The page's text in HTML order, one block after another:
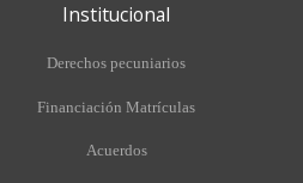
Institucional
Derechos pecuniarios
Financiación Matrículas
Acuerdos